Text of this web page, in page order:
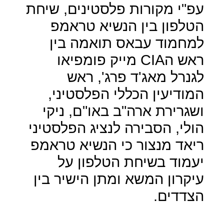
עפ"י מקורות פלסטינים, שיחת
הטלפון בין הנשיא טראמפ
למחמוד עבאס תואמה בין
ראש הCIA מייק פומפיאו
לגנרל מאג'ד פרג', ראש
המודיעין הכללי הפלסטיני,
ושגרירת ארה"ב באו"ם, ניקי
הולי, הסבירה לנציג הפלסטיני
ריאד מנצור כי הנשיא טראמפ
יעמוד בשיחת הטלפון על
עיקרון המשא ומתן הישיר בין
הצדדים.